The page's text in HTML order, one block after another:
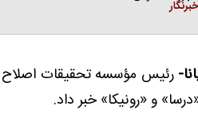
خبرنگار
رئیس مؤسسه تحقیقات اصلاح و
و «رونیکا» خبر داد.